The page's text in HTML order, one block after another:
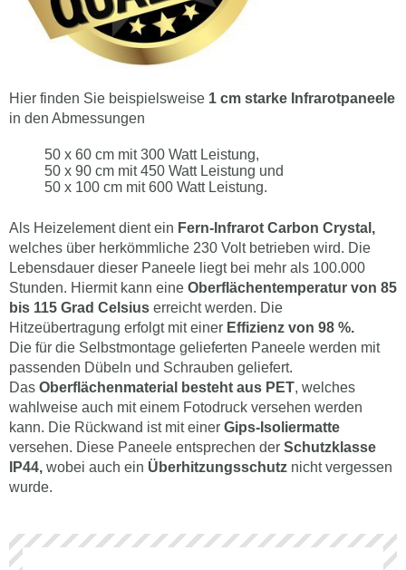
Hier finden Sie beispielsweise 1 cm starke Infrarotpaneele
in den Abmessungen
50 x 60 cm mit 300 Watt Leistung,
50 x 90 cm mit 450 Watt Leistung und
50 x 100 cm mit 600 Watt Leistung.
Als Heizelement dient ein Fern-Infrarot Carbon Crystal,
welches über herkömmliche 230 Volt betrieben wird. Die
Lebensdauer dieser Paneele liegt bei mehr als 100.000
Stunden. Hiermit kann eine Oberflächentemperatur von 85
bis 115 Grad Celsius erreicht werden. Die
Hitzeübertragung erfolgt mit einer Effizienz von 98 %.
Die für die Selbstmontage gelieferten Paneele werden mit
passenden Dübeln und Schrauben geliefert.
Das Oberflächenmaterial besteht aus PET, welches
wahlweise auch mit einem Fotodruck versehen werden
kann. Die Rückwand ist mit einer Gips-Isoliermatte
versehen. Diese Paneele entsprechen der Schutzklasse
IP44, wobei auch ein Überhitzungsschutz nicht vergessen
wurde.